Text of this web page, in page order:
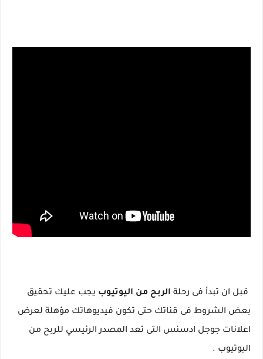
قبل ان تبدأ فى رحلة الربح من اليوتيوب يجب عليك تحقيق
بعض الشروط فى قناتك حتى تكون فيديوهاتك مؤهلة لعرض
اعلانات جوجل ادسنس التى تعد المصدر الرئيسي للربح من
اليوتيوب .